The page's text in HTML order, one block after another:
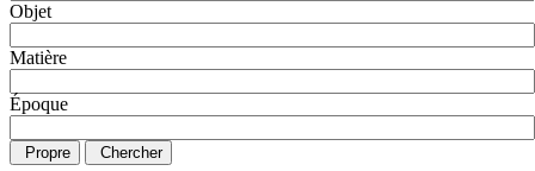
Objet
Matière
Époque
Propre Chercher